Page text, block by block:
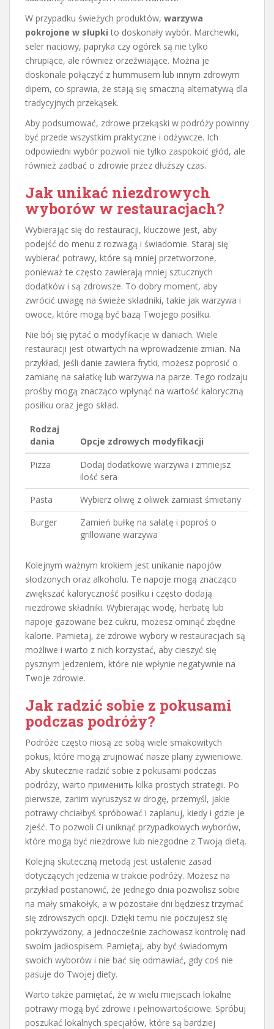
W przypadku świeżych produktów, warzywa
pokrojone w słupki to doskonały wybór. Marchewki,
seler naciowy, papryka czy ogórek są nie tylko
chrupiące, ale również orzeźwiające. Można je
doskonale połączyć z hummusem lub innym zdrowym
dipem, co sprawia, że stają się smaczną alternatywą dla
tradycyjnych przekąsek.
Aby podsumować, zdrowe przekąski w podróży powinny
być przede wszystkim praktyczne i odżywcze. Ich
odpowiedni wybór pozwoli nie tylko zaspokoić głód, ale
również zadbać o zdrowie przez dłuższy czas.
Jak unikać niezdrowych
wyborów w restauracjach?
Wybierając się do restauracji, kluczowe jest, aby
podejść do menu z rozwagą i świadomie. Staraj się
wybierać potrawy, które są mniej przetworzone,
ponieważ te często zawierają mniej sztucznych
dodatków i są zdrowsze. To dobry moment, aby
zwrócić uwagę na świeże składniki, takie jak warzywa i
owoce, które mogą być bazą Twojego posiłku.
Nie bój się pytać o modyfikacje w daniach. Wiele
restauracji jest otwartych na wprowadzenie zmian. Na
przykład, jeśli danie zawiera frytki, możesz poprosić o
zamianę na sałatkę lub warzywa na parze. Tego rodzaju
prośby mogą znacząco wpłynąć na wartość kaloryczną
posiłku oraz jego skład.
Rodzaj
dania
Opcje zdrowych modyfikacji
Pizza
Dodaj dodatkowe warzywa i zmniejsz
ilość sera
Pasta
Wybierz oliwę z oliwek zamiast śmietany
Burger
Zamień bułkę na sałatę i poproś o
grillowane warzywa
Kolejnym ważnym krokiem jest unikanie napojów
słodzonych oraz alkoholu. Te napoje mogą znacząco
zwiększać kaloryczność posiłku i często dodają
niezdrowe składniki. Wybierając wodę, herbatę lub
napoje gazowane bez cukru, możesz ominąć zbędne
kalorie. Pamietaj, że zdrowe wybory w restauracjach są
możliwe i warto z nich korzystać, aby cieszyć się
pysznym jedzeniem, które nie wpłynie negatywnie na
Twoje zdrowie.
Jak radzić sobie z pokusami
podczas podróży?
Podróże często niosą ze sobą wiele smakowitych
pokus, które mogą zrujnować nasze plany żywieniowe.
Aby skutecznie radzić sobie z pokusami podczas
podróży, warto применить kilka prostych strategii. Po
pierwsze, zanim wyruszysz w drogę, przemyśl, jakie
potrawy chciałbyś spróbować i zaplanuj, kiedy i gdzie je
zjeść. To pozwoli Ci uniknąć przypadkowych wyborów,
które mogą być niezdrowe lub niezgodne z Twoją dietą.
Kolejną skuteczną metodą jest ustalenie zasad
dotyczących jedzenia w trakcie podróży. Możesz na
przykład postanowić, że jednego dnia pozwolisz sobie
na mały smakołyk, a w pozostałe dni będziesz trzymać
się zdrowszych opcji. Dzięki temu nie poczujesz się
pokrzywdzony, a jednocześnie zachowasz kontrolę nad
swoim jadłospisem. Pamiętaj, aby być świadomym
swoich wyborów i nie bać się odmawiać, gdy coś nie
pasuje do Twojej diety.
Warto także pamiętać, że w wielu miejscach lokalne
potrawy mogą być zdrowe i pełnowartościowe. Spróbuj
poszukać lokalnych specjałów, które są bardziej